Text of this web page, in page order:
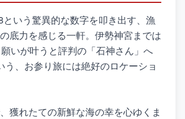
いう驚異的な数字を叩き出す、漁
底力を感じる一軒。伊勢神宮までは
いが叶うと評判の「石神さん」へ
う、お参り旅には絶好のロケーショ
獲れたての新鮮な海の幸を心ゆくま